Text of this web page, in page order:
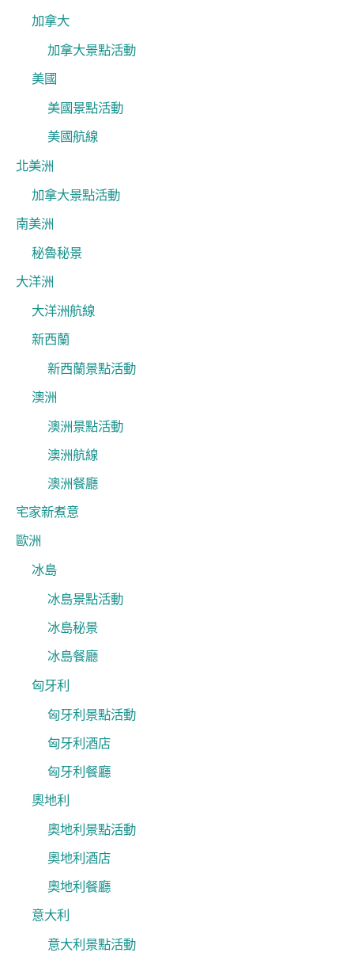
加拿大
加拿大景點活動
美國
美國景點活動
美國航線
北美洲
加拿大景點活動
南美洲
秘魯秘景
大洋洲
大洋洲航線
新西蘭
新西蘭景點活動
澳洲
澳洲景點活動
澳洲航線
澳洲餐廳
宅家新煮意
歐洲
冰島
冰島景點活動
冰島秘景
冰島餐廳
匈牙利
匈牙利景點活動
匈牙利酒店
匈牙利餐廳
奧地利
奧地利景點活動
奧地利酒店
奧地利餐廳
意大利
意大利景點活動